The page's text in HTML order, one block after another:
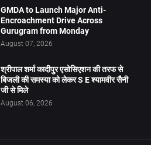
GMDA to Launch Major Anti-
Encroachment Drive Across
Gurugram from Monday
August 07, 2026
श्रीपाल शर्मा कादीपुर एसोसिएशन की तरफ से
बिजली की समस्या को लेकर S E श्यामवीर सैनी
जी से मिले
August 06, 2026